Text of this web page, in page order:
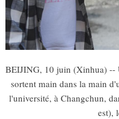
BEIJING, 10 juin (Xinhua) --
sortent main dans la main
l'université, à Changchun,
est),